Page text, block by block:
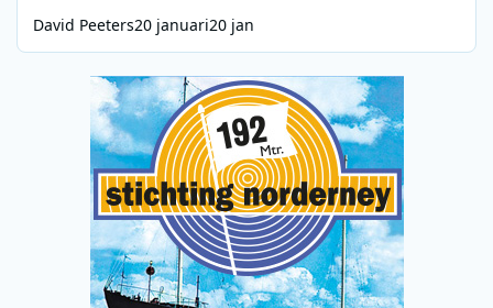
David Peeters20 januari20 jan